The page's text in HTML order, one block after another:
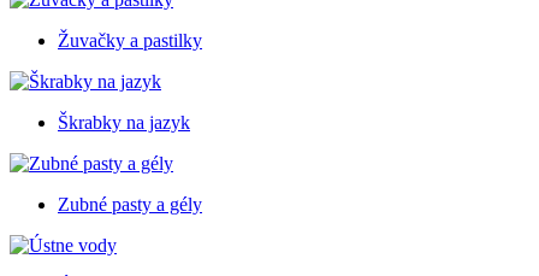
Žuvačky a pastilky
Škrabky na jazyk
Zubné pasty a gély